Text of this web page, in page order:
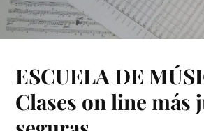
ESCUELA DE
Clases on line más